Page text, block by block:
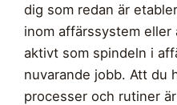
dig som redan är
inom affärssystem
aktivt som spindeln i
nuvarande jobb. Att du
processer och rutiner